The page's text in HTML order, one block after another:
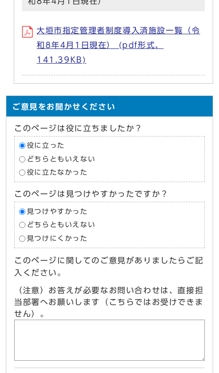
大垣市指定管理者制度導入済施設一覧（令
和8年4月1日現在） (pdf形式、
141.39KB)
ご意見をお聞かせください
このページは役に立ちましたか？
役に立った
どちらともいえない
役に立たなかった
このページは見つけやすかったですか？
見つけやすかった
どちらともいえない
見つけにくかった
このページに関してのご意見がありましたらご記
入ください。
（注意）お答えが必要なお問い合わせは、直接担
当部署へお願いします（こちらではお受けできま
せん）。